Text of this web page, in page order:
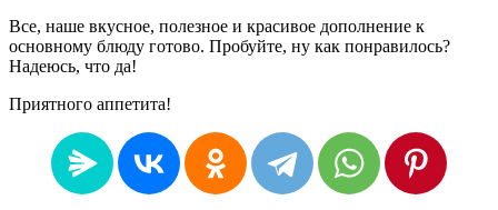
Все, наше вкусное, полезное и красивое дополнение к
основному блюду готово. Пробуйте, ну как понравилось?
Надеюсь, что да!
Приятного аппетита!